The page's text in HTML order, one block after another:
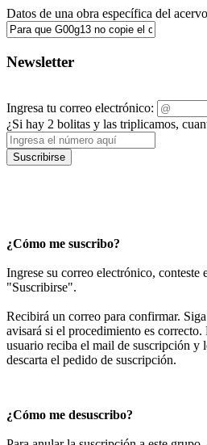
Datos de una obra específica del acervo
Newsletter
Ingresa tu correo electrónico:
¿Si hay 2 bolitas y las triplicamos,
Suscribirse
¿Cómo me suscribo?
Ingrese su correo electrónico, conteste
"Suscribirse".
Recibirá un correo para confirmar.
avisará si el procedimiento es
usuario reciba el mail de suscripción y
descarta el pedido de suscripción.
¿Cómo me desuscribo?